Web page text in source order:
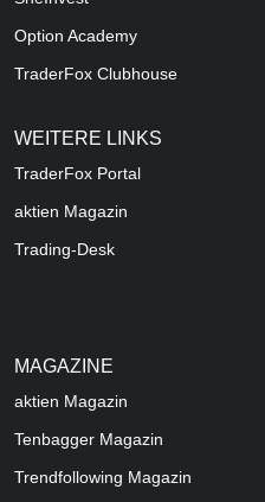
Option Academy
TraderFox Clubhouse
WEITERE LINKS
TraderFox Portal
aktien Magazin
Trading-Desk
MAGAZINE
aktien Magazin
Tenbagger Magazin
Trendfollowing Magazin